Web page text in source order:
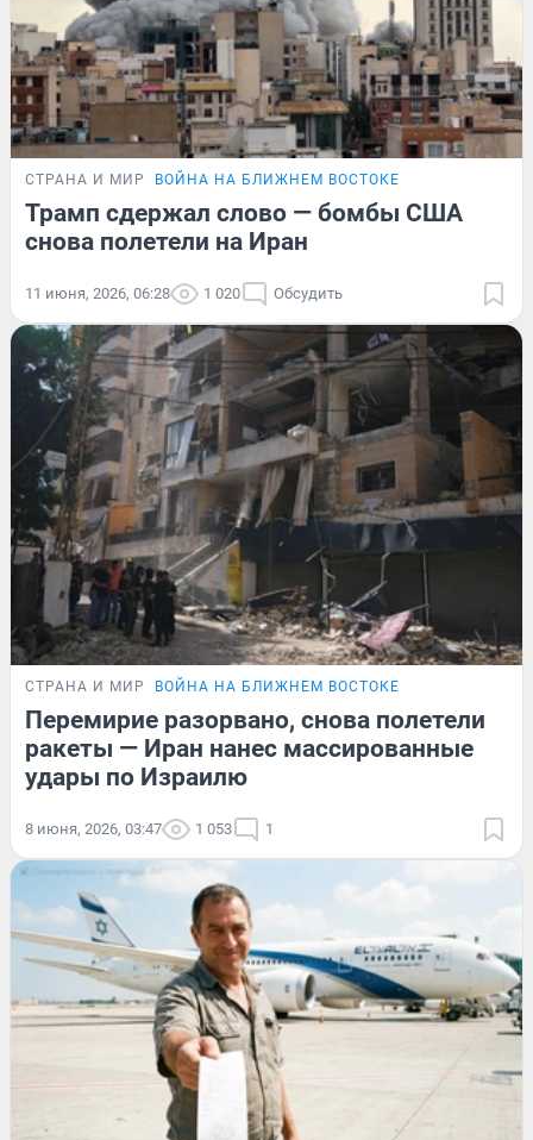
СТРАНА И МИР ВОЙНА НА БЛИЖНЕМ ВОСТОКЕ
Трамп сдержал слово — бомбы США
снова полетели на Иран
11 июня, 2026, 06:28 1 020 Обсудить
СТРАНА И МИР ВОЙНА НА БЛИЖНЕМ ВОСТОКЕ
Перемирие разорвано, снова полетели
ракеты — Иран нанес массированные
удары по Израилю
8 июня, 2026, 03:47 1 053 1